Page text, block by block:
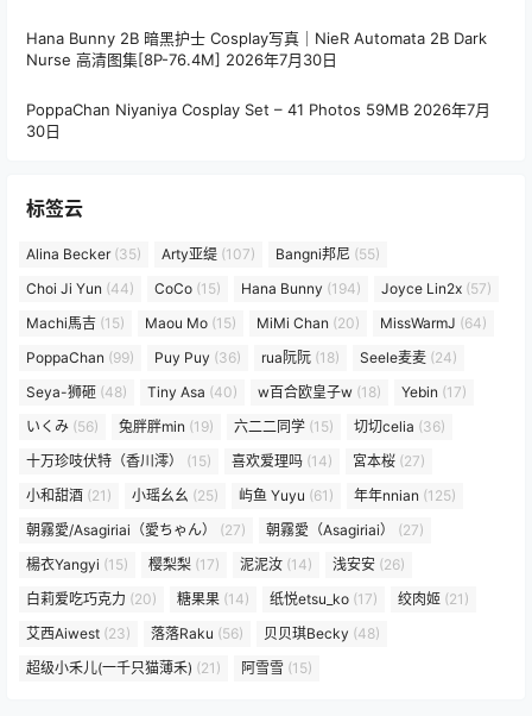
Hana Bunny 2B 暗黑护士 Cosplay写真｜NieR Automata 2B Dark
Nurse 高清图集[8P-76.4M] 2026年7月30日
PoppaChan Niyaniya Cosplay Set – 41 Photos 59MB 2026年7月
30日
标签云
Alina Becker(35) Arty亚缇 (107) Bangni邦尼 (55)
Choi Ji Yun (44) CoCo (15) Hana Bunny (194) Joyce Lin2x (57)
Machi馬吉 (15) Maou Mo (15) MiMi Chan (20) MissWarmJ (64)
PoppaChan (99) Puy Puy (36) rua阮阮 (18) Seele麦麦 (24)
Seya-狮砸 (48) Tiny Asa (40) w百合欧皇子w (18) Yebin (17)
いくみ (56) 兔胖胖min (19) 六二二同学 (15) 切切celia (36)
十万珍吱伏特（香川澪）
(15) 喜欢爱理吗 (14) 宮本桜 (27)
小和甜酒 (21) 小瑶幺幺 (25) 屿鱼 Yuyu (61) 年年nnian (125)
朝霧愛/Asagiriai（愛ちゃん）
(27) 朝霧愛（Asagiriai）
(27)
楊衣Yangyi (15) 樱梨梨 (17) 泥泥汝 (14) 浅安安 (26)
白莉爱吃巧克力 (20) 糖果果 (14) 纸悦etsu_ko (17) 绞肉姬 (21)
艾西Aiwest (23) 落落Raku (56) 贝贝琪Becky (48)
超级小禾儿(一千只猫薄禾) (21) 阿雪雪 (15)